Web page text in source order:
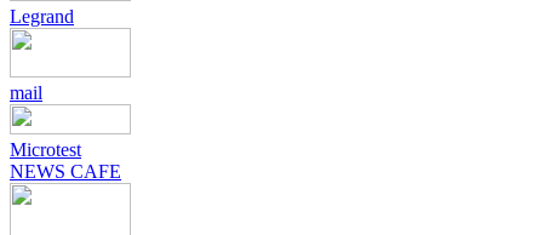
Legrand
mail
Microtest
NEWS CAFE